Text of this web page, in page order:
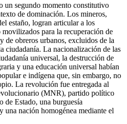
un segundo momento constitutivo
de dominación. Los mineros,
estaño, logran articular a los
para la recuperación de
de obreros urbanos, excluidos de la
ciudadanía. La nacionalización de las
universal, la destrucción de
y una educación universal habían
e indígena que, sin embargo, no
La revolución fue entregada al
(MNR), partido político
de Estado, una burguesía
una nación homogénea mediante el